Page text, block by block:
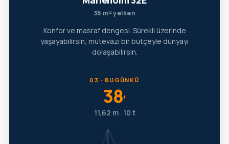
36 m² yelken
Konfor ve masraf dengesi. Sürekli üzerinde
yaşayabilirsin, mütevazı bir bütçeyle dünyayı
dolaşabilirsin.
03 · BUGÜNKÜ
38′
11,62 m · 10 t